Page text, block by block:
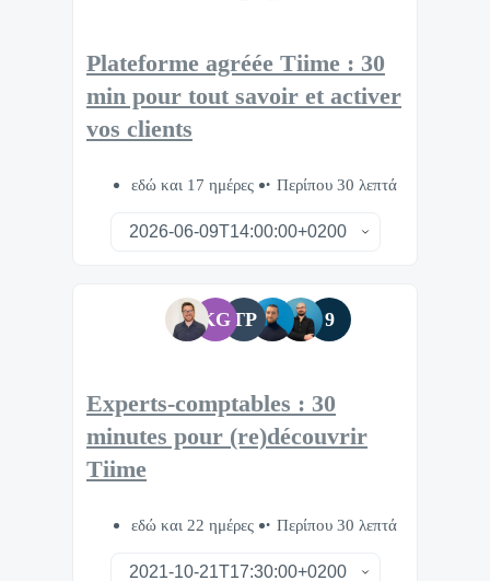
Plateforme agréée Tiime : 30
min pour tout savoir et activer
vos clients
εδώ και 17 ημέρες Περίπου 30 λεπτά
KG TP 9
Experts-comptables : 30
minutes pour (re)découvrir
Tiime
εδώ και 22 ημέρες Περίπου 30 λεπτά